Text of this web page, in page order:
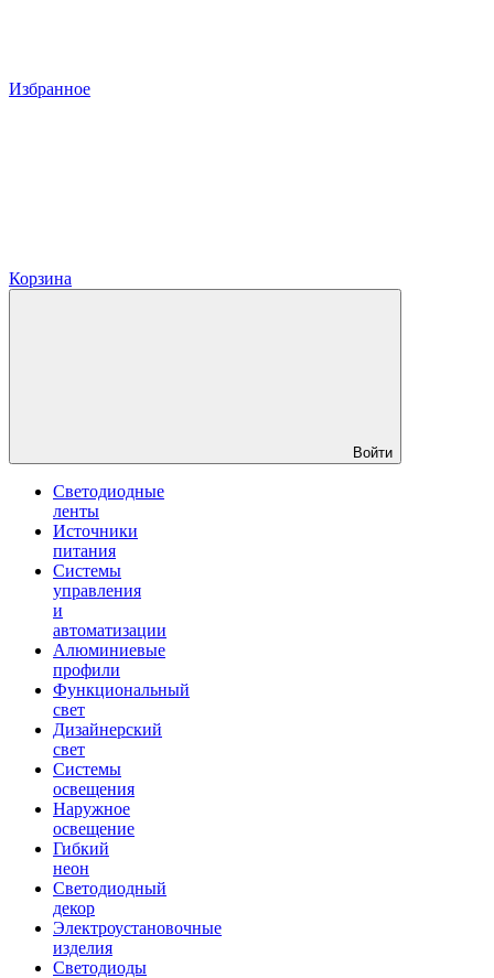
Избранное
Корзина
Войти
Светодиодные
ленты
Источники
питания
Системы
управления
и
автоматизации
Алюминиевые
профили
Функциональный
свет
Дизайнерский
свет
Системы
освещения
Наружное
освещение
Гибкий
неон
Светодиодный
декор
Электроустановочные
изделия
Светодиоды